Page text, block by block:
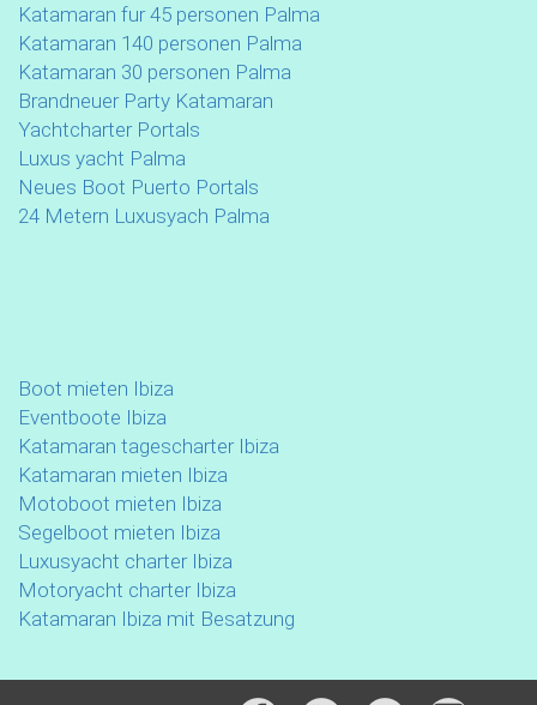
Katamaran fur 45 personen Palma
Katamaran 140 personen Palma
Katamaran 30 personen Palma
Brandneuer Party Katamaran
Yachtcharter Portals
Luxus yacht Palma
Neues Boot Puerto Portals
24 Metern Luxusyach Palma
Boot mieten Ibiza
Eventboote Ibiza
Katamaran tagescharter Ibiza
Katamaran mieten Ibiza
Motoboot mieten Ibiza
Segelboot mieten Ibiza
Luxusyacht charter Ibiza
Motoryacht charter Ibiza
Katamaran Ibiza mit Besatzung